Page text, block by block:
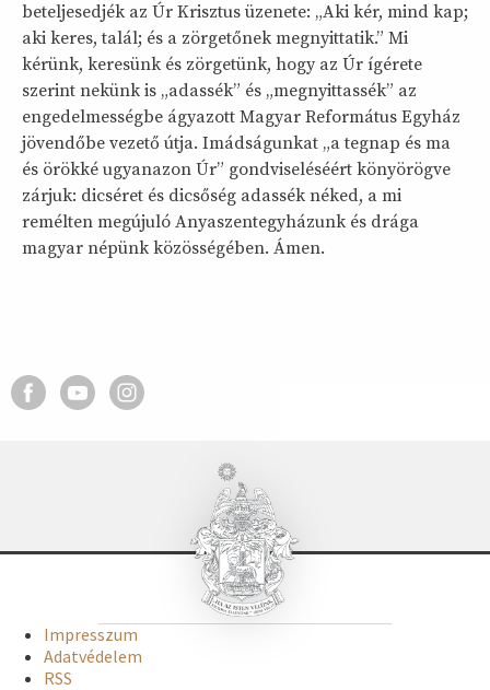
beteljesedjék az Úr Krisztus üzenete: „Aki kér, mind kap;
aki keres, talál; és a zörgetőnek megnyittatik.” Mi
kérünk, keresünk és zörgetünk, hogy az Úr ígérete
szerint nekünk is „adassék” és „megnyittassék” az
engedelmességbe ágyazott Magyar Református Egyház
jövendőbe vezető útja. Imádságunkat „a tegnap és ma
és örökké ugyanazon Úr” gondviseléséért könyörögve
zárjuk: dicséret és dicsőség adassék néked, a mi
remélten megújuló Anyaszentegyházunk és drága
magyar népünk közösségében. Ámen.
Impresszum
Adatvédelem
RSS